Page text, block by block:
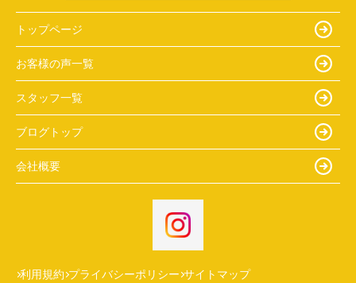
トップページ
お客様の声一覧
スタッフ一覧
ブログトップ
会社概要
利用規約 プライバシーポリシー サイトマップ